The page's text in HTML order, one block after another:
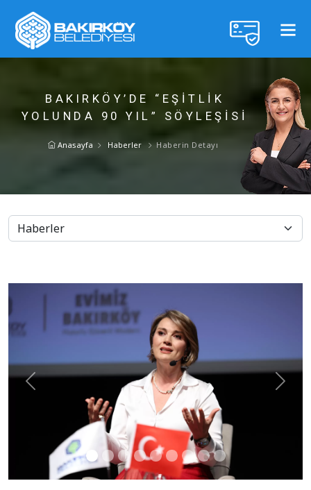
BAKIRKÖY’DE “EŞİTLİK
YOLUNDA 90 YIL” SÖYLEŞİSİ
Anasayfa Haberler Haberin Detayı